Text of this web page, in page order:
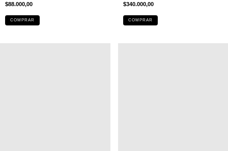
$88.000,00
COMPRAR
$340.000,00
COMPRAR